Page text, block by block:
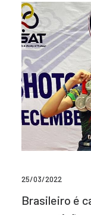
25/03/2022
Brasileiro é